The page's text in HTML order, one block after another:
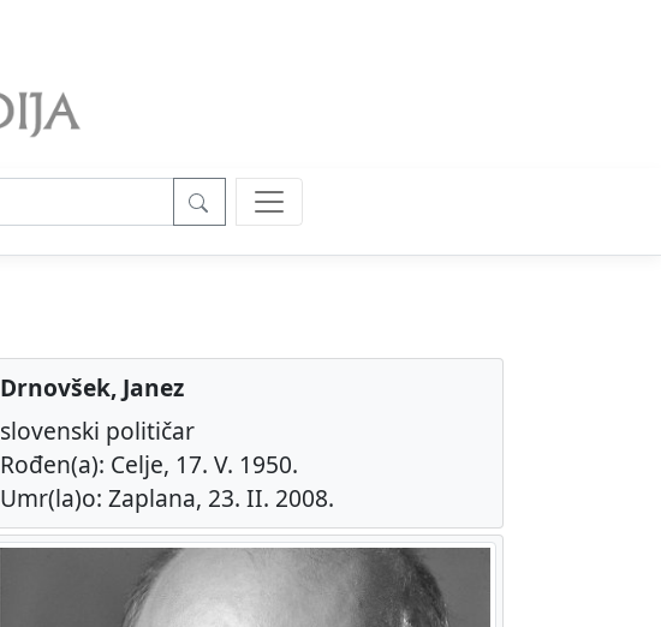
Drnovšek, Janez
slovenski političar
Rođen(a): Celje, 17. V. 1950.
Umr(la)o: Zaplana, 23. II. 2008.